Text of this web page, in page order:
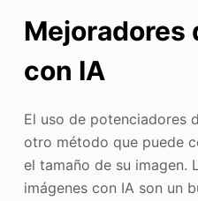
Mejoradores
con IA
El uso de potenciadores
otro método que puede
el tamaño de su imagen.
imágenes con IA son un